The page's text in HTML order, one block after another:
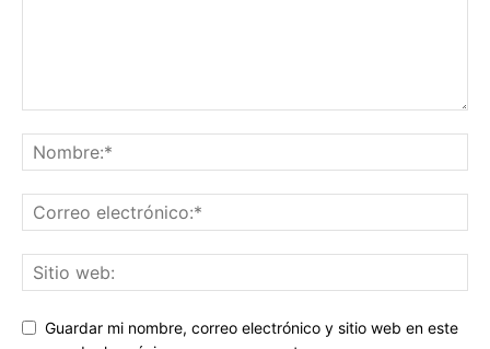
Guardar mi nombre, correo electrónico y sitio web en este